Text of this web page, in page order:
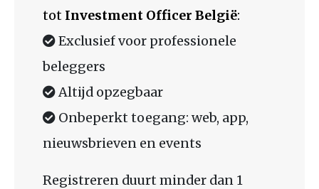
tot Investment Officer België:
Exclusief voor professionele
beleggers
Altijd opzegbaar
Onbeperkt toegang: web, app,
nieuwsbrieven en events
Registreren duurt minder dan 1